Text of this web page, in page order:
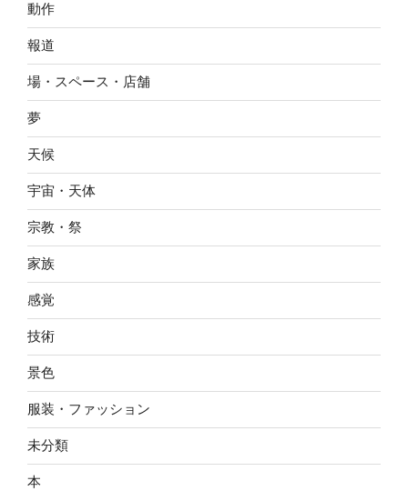
動作
報道
場・スペース・店舗
夢
天候
宇宙・天体
宗教・祭
家族
感覚
技術
景色
服装・ファッション
未分類
本